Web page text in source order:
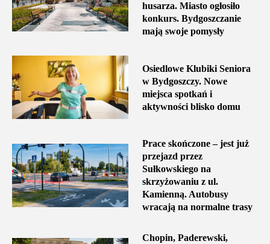
husarza. Miasto ogłosiło
konkurs. Bydgoszczanie
mają swoje pomysły
Osiedlowe Klubiki Seniora
w Bydgoszczy. Nowe
miejsca spotkań i
aktywności blisko domu
Prace skończone – jest już
przejazd przez
Sułkowskiego na
skrzyżowaniu z ul.
Kamienną. Autobusy
wracają na normalne trasy
Chopin, Paderewski,